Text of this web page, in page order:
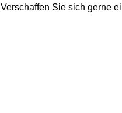
Verschaffen Sie sich gerne